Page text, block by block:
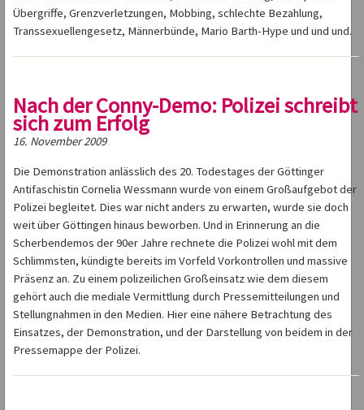
Übergriffe, Grenzverletzungen, Mobbing, schlechte Bezahlung,
Transsexuellengesetz, Männerbünde, Mario Barth-Hype und und und.
Nach der Conny-Demo: Polizei schreibt
sich zum Erfolg
16. November 2009
Die Demonstration anlässlich des 20. Todestages der Göttinger
Antifaschistin Cornelia Wessmann wurde von einem Großaufgebot der
Polizei begleitet. Dies war nicht anders zu erwarten, wurde sie doch
weit über Göttingen hinaus beworben. Und in Erinnerung an die
Scherbendemos der 90er Jahre rechnete die Polizei wohl mit dem
Schlimmsten, kündigte bereits im Vorfeld Vorkontrollen und massive
Präsenz an. Zu einem polizeilichen Großeinsatz wie dem diesem
gehört auch die mediale Vermittlung durch Pressemitteilungen und
Stellungnahmen in den Medien. Hier eine nähere Betrachtung des
Einsatzes, der Demonstration, und der Darstellung von beidem in der
Pressemappe der Polizei.